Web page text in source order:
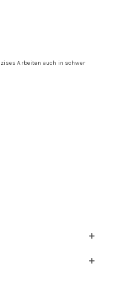
Arbeiten auch in schwer